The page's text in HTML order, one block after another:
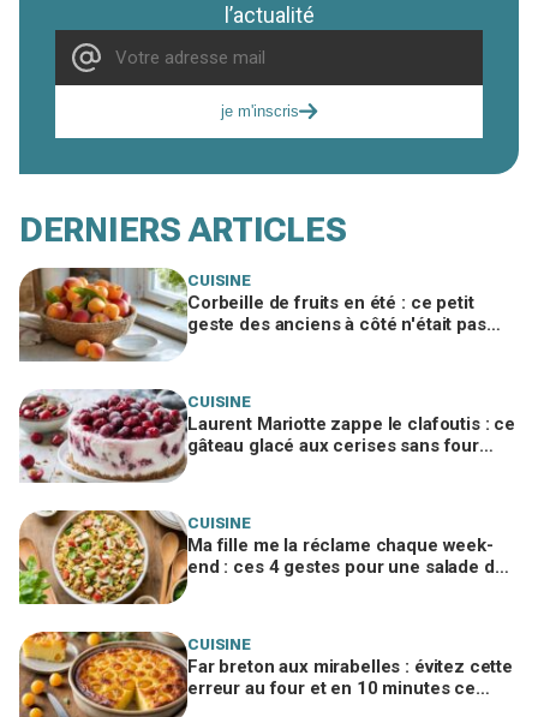
l’actualité
je m'inscris
DERNIERS ARTICLES
CUISINE
Corbeille de fruits en été : ce petit
geste des anciens à côté n'était pas
CUISINE
Laurent Mariotte zappe le clafoutis : ce
gâteau glacé aux cerises sans four
CUISINE
Ma fille me la réclame chaque week-
end : ces 4 gestes pour une salade de
CUISINE
Far breton aux mirabelles : évitez cette
erreur au four et en 10 minutes ce